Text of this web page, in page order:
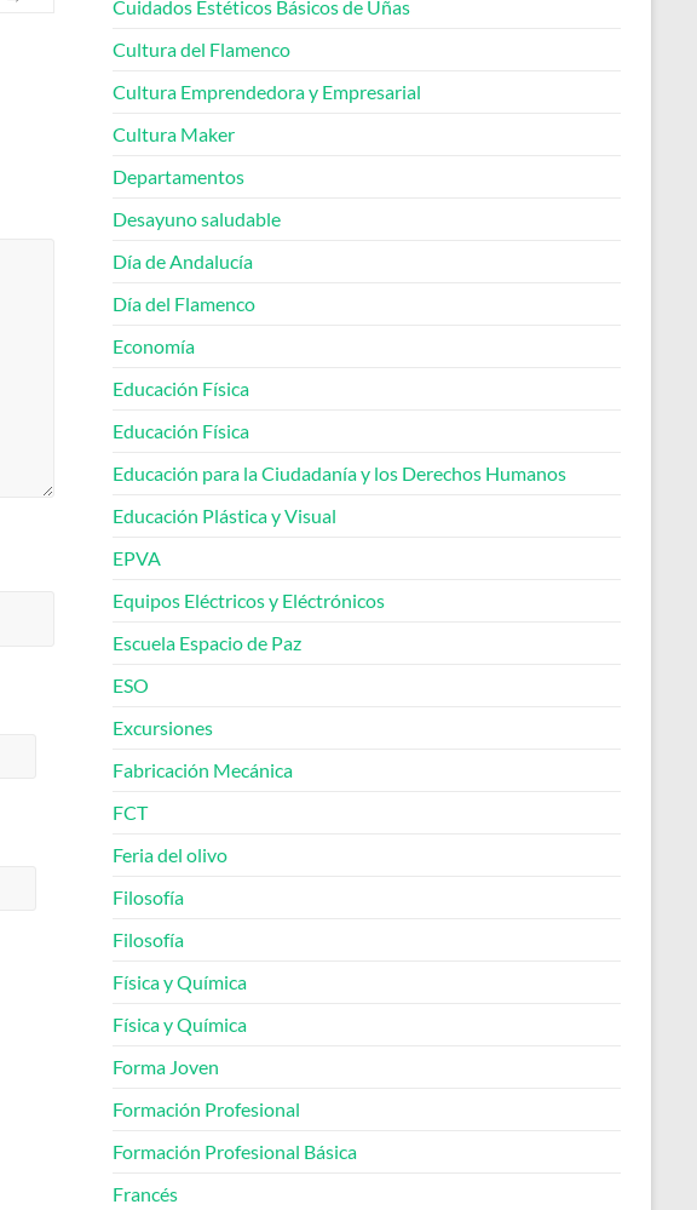
Cuidados Estéticos Básicos de Uñas
Cultura del Flamenco
Cultura Emprendedora y Empresarial
Cultura Maker
Departamentos
Desayuno saludable
Día de Andalucía
Día del Flamenco
Economía
Educación Física
Educación Física
Educación para la Ciudadanía y los Derechos Humanos
Educación Plástica y Visual
EPVA
Equipos Eléctricos y Eléctrónicos
Escuela Espacio de Paz
ESO
Excursiones
Fabricación Mecánica
FCT
Feria del olivo
Filosofía
Filosofía
Física y Química
Física y Química
Forma Joven
Formación Profesional
Formación Profesional Básica
Francés